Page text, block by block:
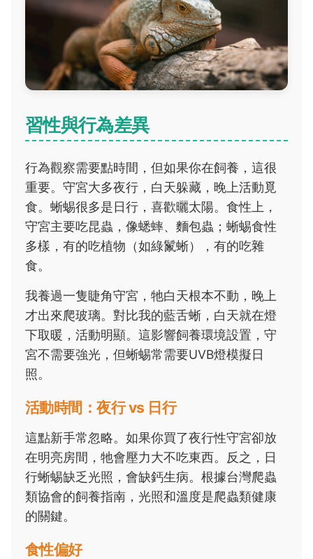
習性與行為差異
行為觀察需要點時間，但如果你在飼養，這很
重要。守宮大多夜行，白天躲藏，晚上活動覓
食。蜥蜴很多是日行，喜歡曬太陽。食性上，
守宮主要吃昆蟲，像蟋蟀、麵包蟲；蜥蜴食性
多樣，有的吃植物（如綠鬣蜥），有的吃雜
食。
我養過一隻睫角守宮，牠白天根本不動，晚上
才出來爬玻璃。對比我的藍舌蜥，白天就在燈
下取暖，活動明顯。這影響飼養環境設置，守
宮不需要強光，但蜥蜴常需要UVB燈模擬日
照。
活動時間：夜行 vs 日行
這點新手常忽略。如果你買了夜行性守宮卻放
在明亮房間，牠會壓力大不吃東西。反之，日
行蜥蜴缺乏光照，會缺鈣生病。根據台灣爬蟲
類協會的飼養指南，光照和溫度是爬蟲類健康
的關鍵。
食性偏好